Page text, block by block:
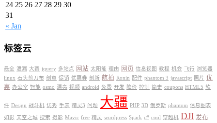
« Jan
24 25 26 27 28 29 30
31
标签云
最全 泄漏 大赛 jquery 多站点 网站 太阳能 理由 网页 信息视图 教程 机会 飞行 浏览器
linux 石头剪刀布 创意 促销 优惠券 创新 航拍 Ronin 配件 phantom 3 javascript 照片 优
惠 办公室 智能 osmo 漂亮 视频 android 免费 开发 降价 控制 简史 coupons HTML5 软
件 Design 战斗机 优秀 手表 精灵3 问题 大疆 PHP 3D 俄罗斯 phantom 信息图表
如影 天空之城 搜索 摄影 Mavic free 精灵 wordpress Spark c# cool 穿越机 DJI 发布